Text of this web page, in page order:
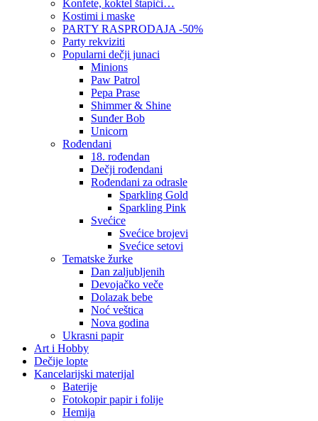
Konfete, koktel štapići…
Kostimi i maske
PARTY RASPRODAJA -50%
Party rekviziti
Popularni dečji junaci
Minions
Paw Patrol
Pepa Prase
Shimmer & Shine
Sunđer Bob
Unicorn
Rođendani
18. rođendan
Dečji rođendani
Rođendani za odrasle
Sparkling Gold
Sparkling Pink
Svećice
Svećice brojevi
Svećice setovi
Tematske žurke
Dan zaljubljenih
Devojačko veče
Dolazak bebe
Noć veštica
Nova godina
Ukrasni papir
Art i Hobby
Dečije lopte
Kancelarijski materijal
Baterije
Fotokopir papir i folije
Hemija